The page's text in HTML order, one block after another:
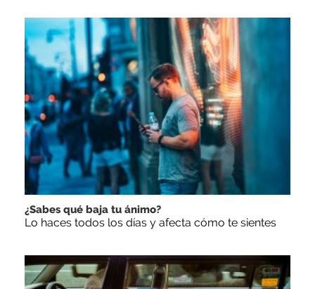
¿Sabes qué baja tu ánimo?
Lo haces todos los días y afecta cómo te sientes